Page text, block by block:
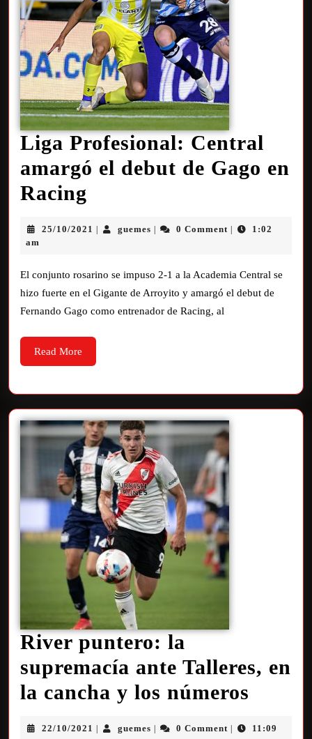
Liga Profesional: Central
amargó el debut de Gago en
Racing
25/10/2021 guemes 0 Comment
1:02
am
El conjunto rosarino se impuso 2-1 a la Academia Central se
hizo fuerte en el Gigante de Arroyito y amargó el debut de
Fernando Gago como entrenador de Racing, al
Read More
River puntero: la
supremacía ante Talleres, en
la cancha y los números
22/10/2021 guemes 0 Comment
11:09